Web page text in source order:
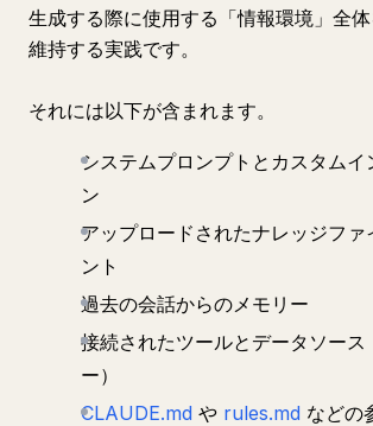
生成する際に使用する「情報環境」全体
維持する実践です。
それには以下が含まれます。
システムプロンプトとカスタムイ
ン
アップロードされたナレッジファ
ント
過去の会話からのメモリー
接続されたツールとデータソー
ー）
CLAUDE.md や rules.md などの